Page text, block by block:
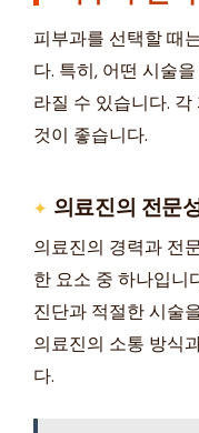
피부과를 선택할 때
다. 특히, 어떤 시술
라질 수 있습니다.
것이 좋습니다.
의료진의 전문
의료진의 경력과 전
한 요소 중 하나입니
진단과 적절한 시술
의료진의 소통 방식
다.